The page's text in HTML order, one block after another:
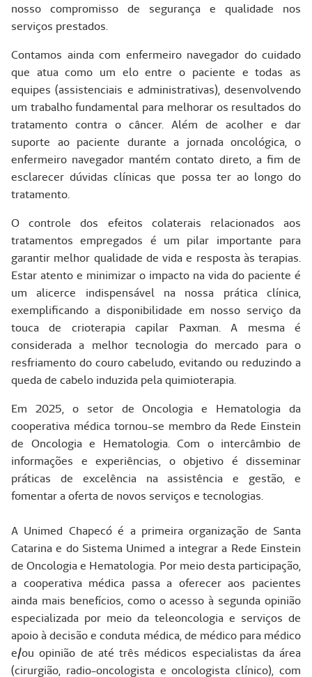
nosso compromisso de segurança e qualidade nos
serviços prestados.
Contamos ainda com enfermeiro navegador do cuidado
que atua como um elo entre o paciente e todas as
equipes (assistenciais e administrativas), desenvolvendo
um trabalho fundamental para melhorar os resultados do
tratamento contra o câncer. Além de acolher e dar
suporte ao paciente durante a jornada oncológica, o
enfermeiro navegador mantém contato direto, a fim de
esclarecer dúvidas clínicas que possa ter ao longo do
tratamento.
O controle dos efeitos colaterais relacionados aos
tratamentos empregados é um pilar importante para
garantir melhor qualidade de vida e resposta às terapias.
Estar atento e minimizar o impacto na vida do paciente é
um alicerce indispensável na nossa prática clínica,
exemplificando a disponibilidade em nosso serviço da
touca de crioterapia capilar Paxman. A mesma é
considerada a melhor tecnologia do mercado para o
resfriamento do couro cabeludo, evitando ou reduzindo a
queda de cabelo induzida pela quimioterapia.
Em 2025, o setor de Oncologia e Hematologia da
cooperativa médica tornou-se membro da Rede Einstein
de Oncologia e Hematologia. Com o intercâmbio de
informações e experiências, o objetivo é disseminar
práticas de excelência na assistência e gestão, e
fomentar a oferta de novos serviços e tecnologias.
A Unimed Chapecó é a primeira organização de Santa
Catarina e do Sistema Unimed a integrar a Rede Einstein
de Oncologia e Hematologia. Por meio desta participação,
a cooperativa médica passa a oferecer aos pacientes
ainda mais benefícios, como o acesso à segunda opinião
especializada por meio da teleoncologia e serviços de
apoio à decisão e conduta médica, de médico para médico
e/ou opinião de até três médicos especialistas da área
(cirurgião, radio-oncologista e oncologista clínico), com